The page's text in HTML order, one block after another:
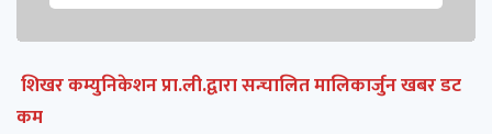
शिखर कम्युनिकेशन प्रा.ली.द्वारा सन्चालित मालिकार्जुन खबर डट
कम